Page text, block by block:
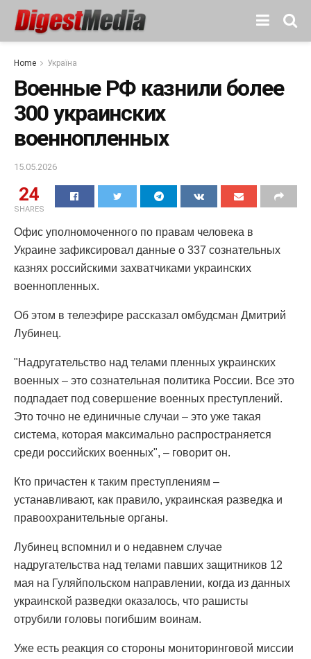
Home Україна
Военные РФ казнили более
300 украинских
военнопленных
15.05.2026
24
SHARES
Офис уполномоченного по правам человека в
Украине зафиксировал данные о 337 сознательных
казнях российскими захватчиками украинских
военнопленных.
Об этом в телеэфире рассказал омбудсман Дмитрий
Лубинец.
"Надругательство над телами пленных украинских
военных – это сознательная политика России. Все это
подпадает под совершение военных преступлений.
Это точно не единичные случаи – это уже такая
система, которая максимально распространяется
среди российских военных", – говорит он.
Кто причастен к таким преступлениям –
устанавливают, как правило, украинская разведка и
правоохранительные органы.
Лубинец вспомнил и о недавнем случае
надругательства над телами павших защитников 12
мая на Гуляйпольском направлении, когда из данных
украинской разведки оказалось, что рашисты
отрубили головы погибшим воинам.
Уже есть реакция со стороны мониторинговой миссии